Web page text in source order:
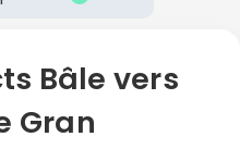
Bâle vers
Gran